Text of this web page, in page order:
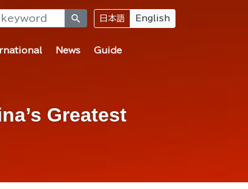
search 日本語 English
News Guide
Greatest